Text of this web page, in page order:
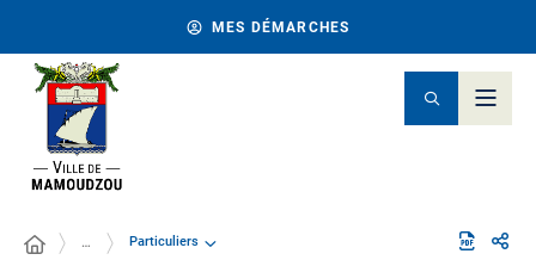
MES DÉMARCHES
… Particuliers